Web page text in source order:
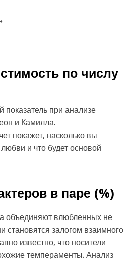
по числу
при анализе
и Камилла.
покажет, насколько вы
и что будет основой
в паре (%)
объединяют влюбленных не
становятся залогом взаимного
известно, что носители
темпераменты. Анализ